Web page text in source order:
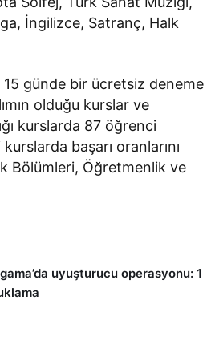
İngilizce, Satranç, Halk
15 günde bir ücretsiz deneme
olduğu kurslar ve
kurslarda 87 öğrenci
başarı oranlarını
Bölümleri, Öğretmenlik ve
uyuşturucu operasyonu: 1